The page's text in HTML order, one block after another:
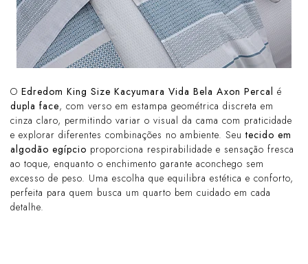
O Edredom King Size Kacyumara Vida Bela Axon Percal é
dupla face, com verso em estampa geométrica discreta em
cinza claro, permitindo variar o visual da cama com praticidade
e explorar diferentes combinações no ambiente. Seutecido em
algodão egípcio proporciona respirabilidade e sensação fresca
ao toque, enquanto o enchimento garante aconchego sem
excesso de peso. Uma escolha que equilibra estética e conforto,
perfeita para quem busca um quarto bem cuidado em cada
detalhe.